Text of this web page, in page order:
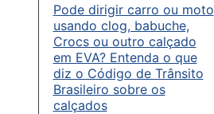
Pode dirigir carro ou moto
usando clog, babuche,
Crocs ou outro calçado
em EVA? Entenda o que
diz o Código de Trânsito
Brasileiro sobre os
calçados